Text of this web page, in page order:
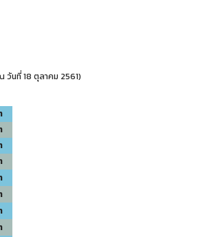
นที่ 18 ตุลาคม 2561)